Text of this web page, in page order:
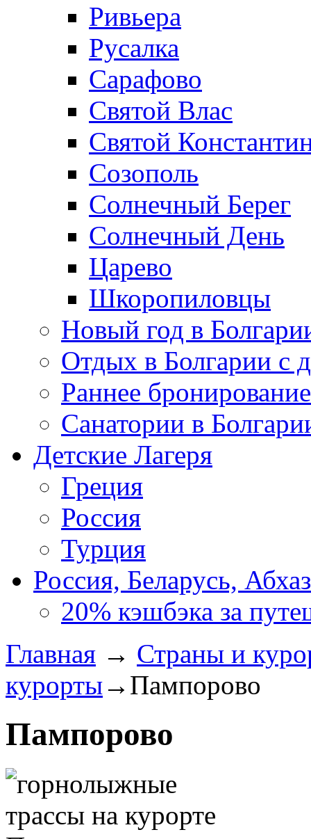
Ривьера
Русалка
Сарафово
Святой Влас
Святой
Созополь
Солнечный Берег
Солнечный День
Царево
Шкоропиловцы
Новый год в
Отдых в Болгарии с
Раннее
Санатории в
Детские Лагеря
Греция
Россия
Турция
Россия, Беларусь,
20% кэшбэка за
Главная → Страны и
курорты→ Пампорово
Пампорово